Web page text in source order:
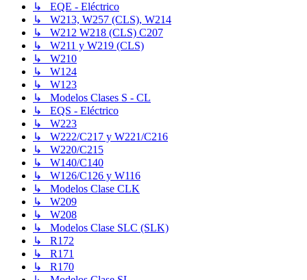
↳ EQE - Eléctrico
↳ W213, W257 (CLS), W214
↳ W212 W218 (CLS) C207
↳ W211 y W219 (CLS)
↳ W210
↳ W124
↳ W123
↳ Modelos Clases S - CL
↳ EQS - Eléctrico
↳ W223
↳ W222/C217 y W221/C216
↳ W220/C215
↳ W140/C140
↳ W126/C126 y W116
↳ Modelos Clase CLK
↳ W209
↳ W208
↳ Modelos Clase SLC (SLK)
↳ R172
↳ R171
↳ R170